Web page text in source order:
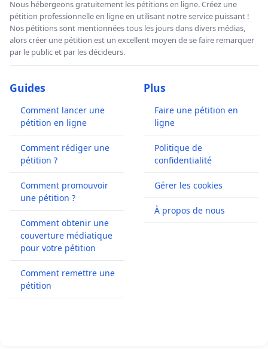
Nous hébergeons gratuitement les pétitions en ligne. Créez une
pétition professionnelle en ligne en utilisant notre service puissant !
Nos pétitions sont mentionnées tous les jours dans divers médias,
alors créer une pétition est un excellent moyen de se faire remarquer
par le public et par les décideurs.
Guides
Comment lancer une
pétition en ligne
Comment rédiger une
pétition ?
Comment promouvoir
une pétition ?
Comment obtenir une
couverture médiatique
pour votre pétition
Comment remettre une
pétition
Plus
Faire une pétition en
ligne
Politique de
confidentialité
Gérer les cookies
À propos de nous